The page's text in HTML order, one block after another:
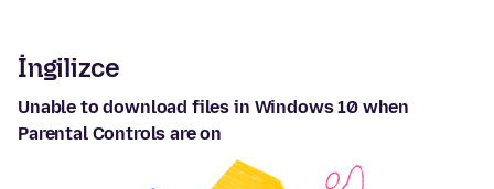
İngilizce
Unable to download files in Windows 10 when
Parental Controls are on